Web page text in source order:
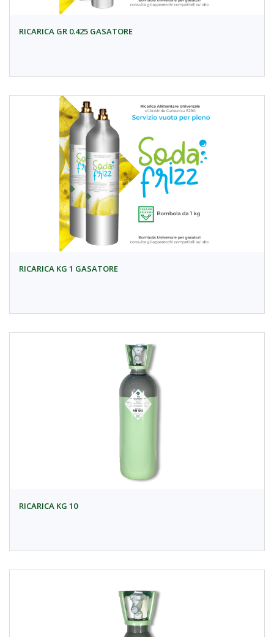
RICARICA GR 0.425 GASATORE
RICARICA KG 1 GASATORE
RICARICA KG 10